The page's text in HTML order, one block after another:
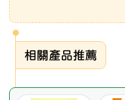
相關產品推薦